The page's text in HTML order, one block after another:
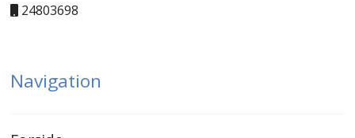
24803698
Navigation